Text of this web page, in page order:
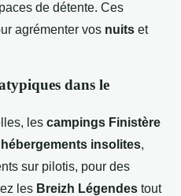
de détente. Ces
agrémenter vos nuits et
dans le
les campings Finistère
hébergements insolites,
sur pilotis, pour des
les Breizh Légendes tout